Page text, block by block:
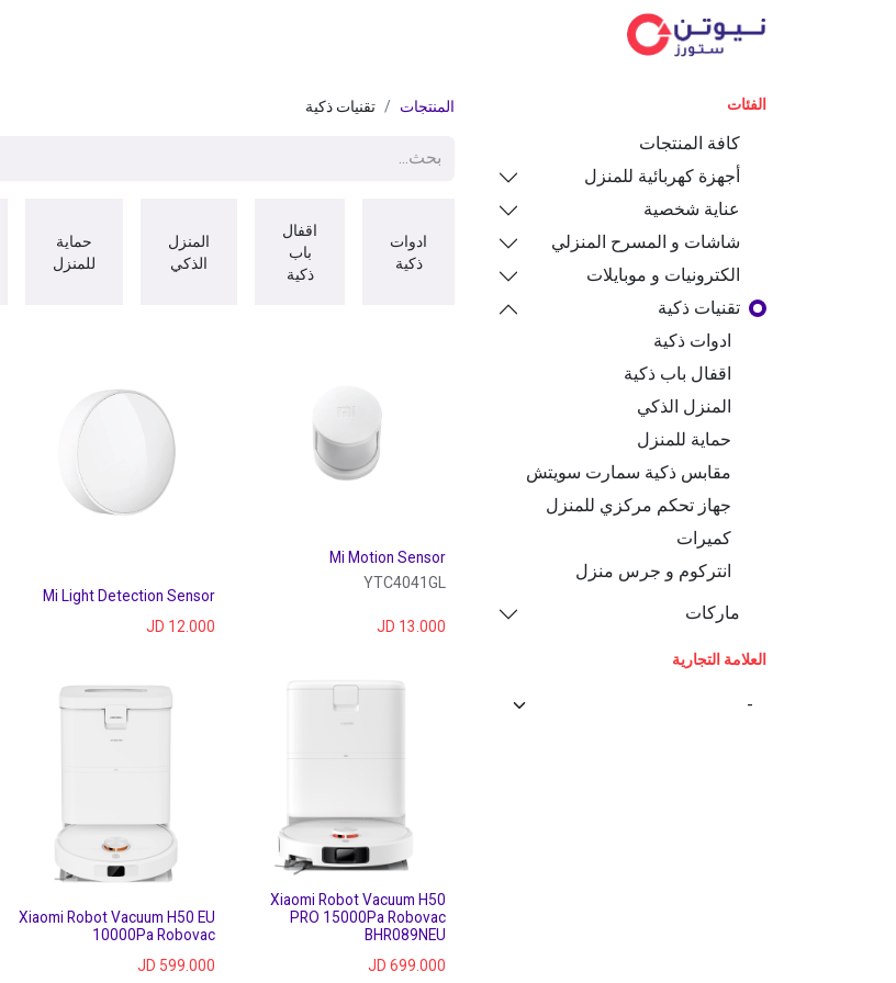
الفئات
كافة المنتجات
أجهزة كهربائية للمنزل
عناية شخصية
شاشات و المسرح المنزلي
الكترونيات و موبايلات
تقنيات ذكية
ادوات ذكية
اقفال باب ذكية
المنزل الذكي
حماية للمنزل
مقابس ذكية سمارت سويتش
جهاز تحكم مركزي للمنزل
كميرات
انتركوم و جرس منزل
ماركات
العلامة التجارية
المنتجات تقنيات ذكية
ادوات
ذكية
اقفال
باب
ذكية
المنزل
الذكي
حماية
للمنزل
Mi Motion Sensor
YTC4041GL
13.000
Mi Light Detection Sensor
12.000
Xiaomi Robot Vacuum H50
PRO 15000Pa Robovac
BHR089NEU
699.000
Xiaomi Robot Vacuum H50 EU
10000Pa Robovac
599.000